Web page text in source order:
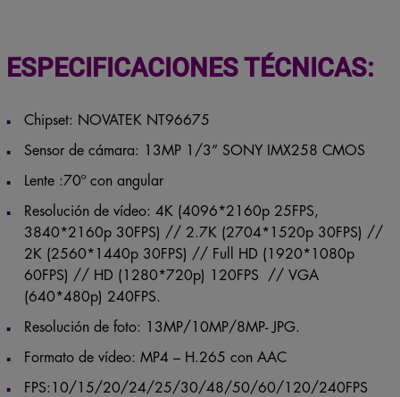
ESPECIFICACIONES TÉCNICAS:
Sensor de cámara: 13MP 1/3” SONY IMX258 CMOS
Resolución de vídeo: 4K (4096*2160p 25FPS,
3840*2160p 30FPS) // 2.7K (2704*1520p 30FPS) //
2K (2560*1440p 30FPS) // Full HD (1920*1080p
60FPS) // HD (1280*720p) 120FPS // VGA
(640*480p) 240FPS.
Resolución de foto: 13MP/10MP/8MP- JPG.